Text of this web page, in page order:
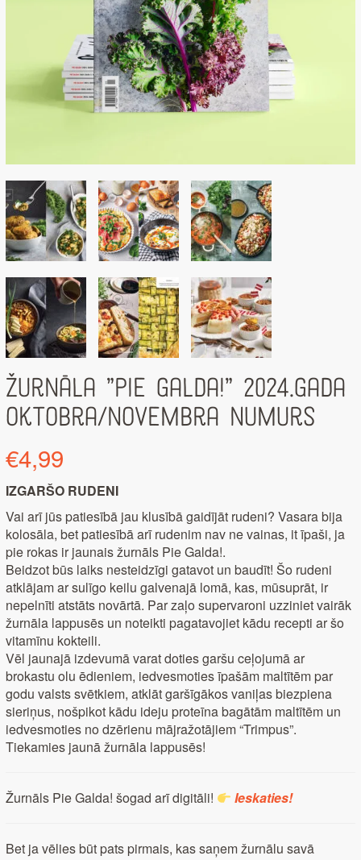
Žurnāla ”Pie Galda!” 2024.gada
oktobra/novembra numurs
€4,99
IZGARŠO RUDENI
Vai arī jūs patiesībā jau klusībā gaidījāt rudeni? Vasara bija
kolosāla, bet patiesībā arī rudenim nav ne vainas, it īpaši, ja
pie rokas ir jaunais žurnāls Pie Galda!.
Beidzot būs laiks nesteidzīgi gatavot un baudīt! Šo rudeni
atklājam ar sulīgo keilu galvenajā lomā, kas, mūsuprāt, ir
nepelnīti atstāts novārtā. Par zaļo supervaroni uzziniet vairāk
žurnāla lappusēs un noteikti pagatavojiet kādu recepti ar šo
vitamīnu kokteili.
Vēl jaunajā izdevumā varat doties garšu ceļojumā ar
brokastu olu ēdieniem, iedvesmoties īpašām maltītēm par
godu valsts svētkiem, atklāt garšīgākos vaniļas biezpiena
sieriņus, nošpikot kādu ideju proteīna bagātām maltītēm un
iedvesmoties no dzērienu mājražotājiem “Trimpus”.
Tiekamies jaunā žurnāla lappusēs!
Žurnāls Pie Galda! šogad arī digitāli! Ieskaties!
Bet ja vēlies būt pats pirmais, kas saņem žurnālu savā